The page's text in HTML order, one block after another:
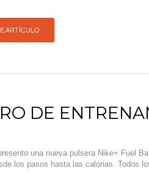
ARTÍCULO
DE
una nueva pulsera Nike+ Fuel
los pasos hasta las calorias. Todos